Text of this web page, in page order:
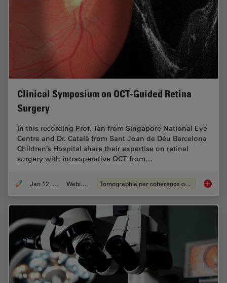
Clinical Symposium on OCT-Guided Retina
Surgery
In this recording Prof. Tan from Singapore National Eye
Centre and Dr. Català from Sant Joan de Déu Barcelona
Children’s Hospital share their expertise on retinal
surgery with intraoperative OCT from…
Jan 12, 2022 Webinaire Tomographie par cohérence optique (OCT) Clinical